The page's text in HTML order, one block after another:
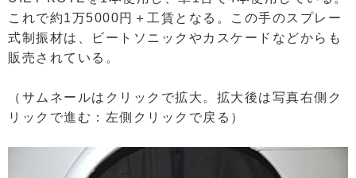
これで約1万5000円＋工賃となる。この手のスプレー
式制振材は、ビートソニックやカスケードなどからも
販売されている。
（サムネールはクリックで拡大。拡大後は写真右側ク
リックで進む：左側クリックで戻る）